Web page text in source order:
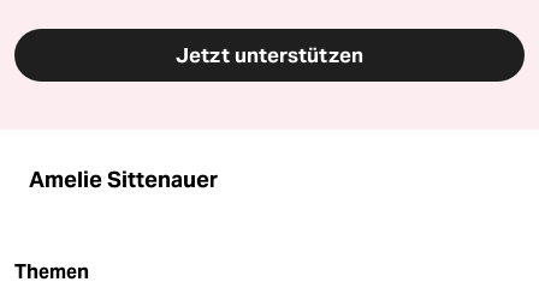
Jetzt unterstützen
Amelie Sittenauer
Themen